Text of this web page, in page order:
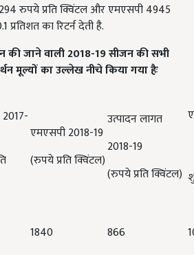
रुपये प्रति क्विंटल और एमएसपी4945
प्रतिशत का रिटर्न देती है.
की जाने वाली 2018-19 सीजन की सभी
मूल्यों का उल्लेख नीचे किया गया हैः
एमएसपी 2018-19
(रुपये प्रति क्विंटल)
उत्पादन लागत
2018-19
(रुपये प्रति क्विंटल)
1840 866